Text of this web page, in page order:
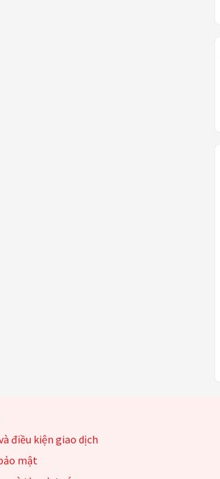
điều kiện giao dịch
mật